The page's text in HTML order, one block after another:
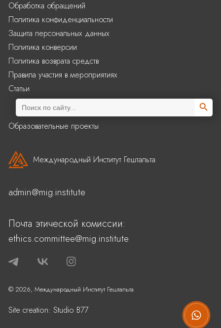
Образовательные проекты
Обработка обращений
Политика конфиденциальности
Защита персональных данных
Политика конверсии
Политика возврата средств
Правила участия в мероприятиях
Статьи
Search
for:
Search
Международный Институт Гештальта
admin@mig.institute
Почта этической комиссии:
ethics.committee@mig.institute
© 2026, Международный Институт Гештальта
Site creation: Studio B77